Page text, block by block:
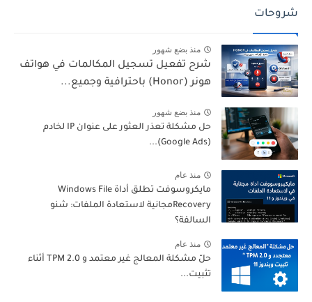
شروحات
منذ بضع شهور
شرح تفعيل تسجيل المكالمات في هواتف
هونر (Honor) باحترافية وجميع...
منذ بضع شهور
حل مشكلة تعذر العثور على عنوان IP لخادم
(Google Ads)...
منذ عام
مايكروسوفت تطلق أداة Windows File
Recoveryمجانية لاستعادة الملفات: شنو
السالفة؟
منذ عام
حلّ مشكلة المعالج غير معتمد و TPM 2.0 أثناء
تثبيت...